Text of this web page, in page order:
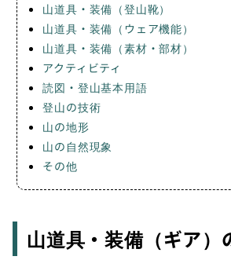
山道具・装備（登山靴）
山道具・装備（ウェア機能）
山道具・装備（素材・部材）
アクティビティ
読図・登山基本用語
登山の技術
山の地形
山の自然現象
その他
山道具・装備（ギア）